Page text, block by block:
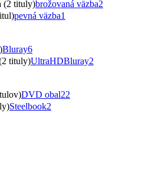
(2 tituly)brožovaná väzba2
pevná väzba1
Bluray6
tituly)UltraHDBluray2
DVD obal22
Steelbook2